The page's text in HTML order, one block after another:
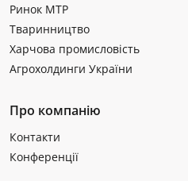
Ринок МТР
Тваринництво
Харчова промисловість
Агрохолдинги України
Про компанію
Контакти
Конференції